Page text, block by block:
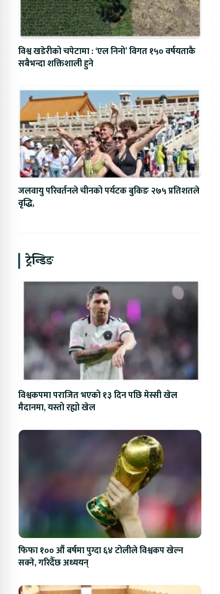
विश्व खडेरीको चपेटामा : ‘एल निनो’ विगत १५० वर्षयताकै
सबैभन्दा शक्तिशाली हुने
जलवायु परिवर्तनले चीनको पर्यटक बुकिङ २७५ प्रतिशतले
वृद्धि,
ट्रेन्डिङ
विश्वकपमा पराजित भएको १३ दिन पछि मेस्सी खेल
मैदानमा, यस्तो रह्यो खेल
फिफा १०० औं बर्षमा पुग्दा ६४ टोलीले विश्वकप खेल्न
सक्ने, गरिदैँछ अध्ययन्